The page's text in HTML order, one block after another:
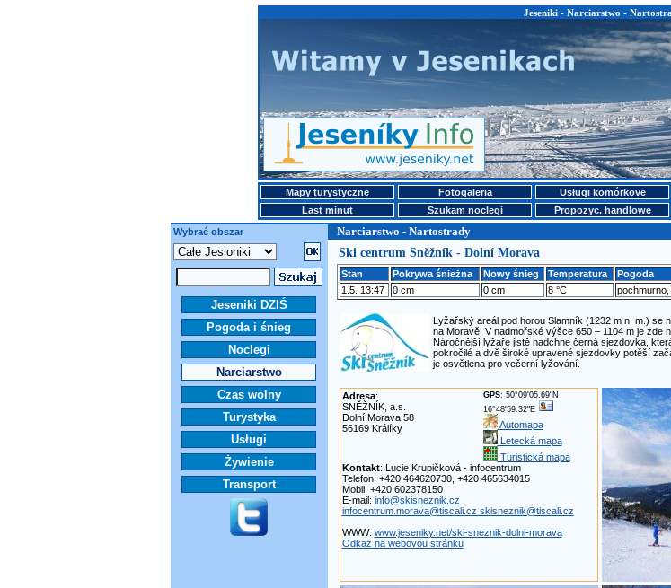
Jeseniki - Narciarstwo -
Mapy turystyczne Fotogaleria Usługi komórkove
Last minut
Szukam noclegi Propozyc. handlowe
Wybrać obszar
Narciarstwo - Nartostrady
Jeseniki DZIŚ
Pogoda i śnieg
Noclegi
Narciarstwo
Czas wolny
Turystyka
Usługi
Żywienie
Transport
Ski centrum Sněžník - Dolní Morava
Stan Pokrywa śnieżna Nowy śnieg Temperatura Pogoda
1.5. 13:47
0 cm 0 cm 8 °C pochmurno,
Lyžařský areál pod horou Slamník (1232 m n. m.) se
na Moravě. V nadmořské výšce 650 – 1104 m je zde
Náročnější lyžaře jistě nadchne černá sjezdovka,
pokročilé a dvě široké upravené sjezdovky potěší
je osvětlena pro večerní lyžování.
Adresa:
SNĚŽNÍK, a.s.
Dolní Morava 58
56169 Králíky
GPS: 50°09'05.69"N
16°48'59.32"E
Automapa
Letecká mapa
Turistická mapa
Kontakt: Lucie Krupičková - infocentrum
Telefon: +420 464620730, +420 465634015
Mobil: +420 602378150
E-mail: info@skisneznik.cz
infocentrum.morava@tiscali.cz skisneznik@tiscali.cz
WWW: www.jeseniky.net/ski-sneznik-dolni-morava
Odkaz na webovou stránku